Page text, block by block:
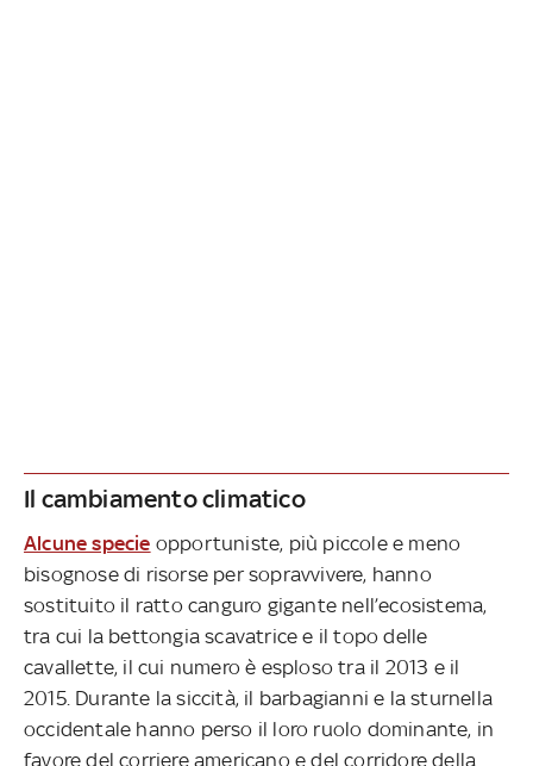
Il cambiamento climatico
Alcune specie opportuniste, più piccole e meno
bisognose di risorse per sopravvivere, hanno
sostituito il ratto canguro gigante nell’ecosistema,
tra cui la bettongia scavatrice e il topo delle
cavallette, il cui numero è esploso tra il 2013 e il
2015. Durante la siccità, il barbagianni e la sturnella
occidentale hanno perso il loro ruolo dominante, in
favore del corriere americano e del corridore della